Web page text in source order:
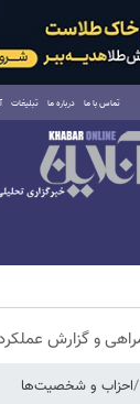
تماس با ما درباره ما تبلیغات
و گزارش عملکرد
احزاب و شخصیت‌ها